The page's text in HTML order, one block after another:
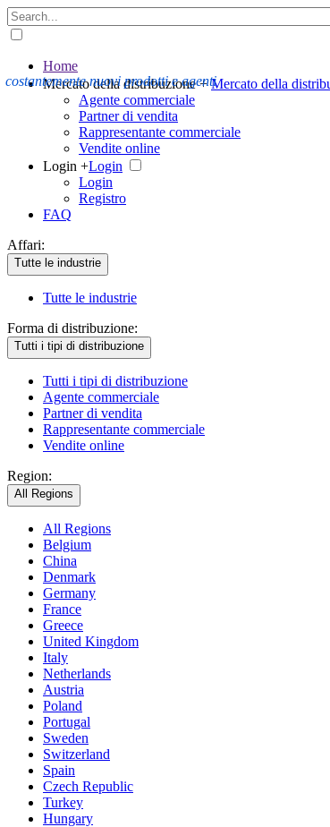
costantemente nuovi prodotti e agenti
Home
Mercato della distribuzione + Mercato della
Agente commerciale
Partner di vendita
Rappresentante commerciale
Vendite online
Login +Login
Login
Registro
FAQ
Affari:
Tutte le industrie
Tutte le industrie
Forma di distribuzione:
Tutti i tipi di distribuzione
Tutti i tipi di distribuzione
Agente commerciale
Partner di vendita
Rappresentante commerciale
Vendite online
Region:
All Regions
All Regions
Belgium
China
Denmark
Germany
France
Greece
United Kingdom
Italy
Netherlands
Austria
Poland
Portugal
Sweden
Switzerland
Spain
Czech Republic
Turkey
Hungary